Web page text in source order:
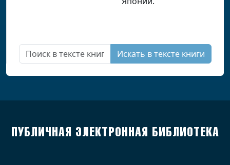
Искать в тексте книги
ПУБЛИЧНАЯ ЭЛЕКТРОННАЯ БИБЛИОТЕКА